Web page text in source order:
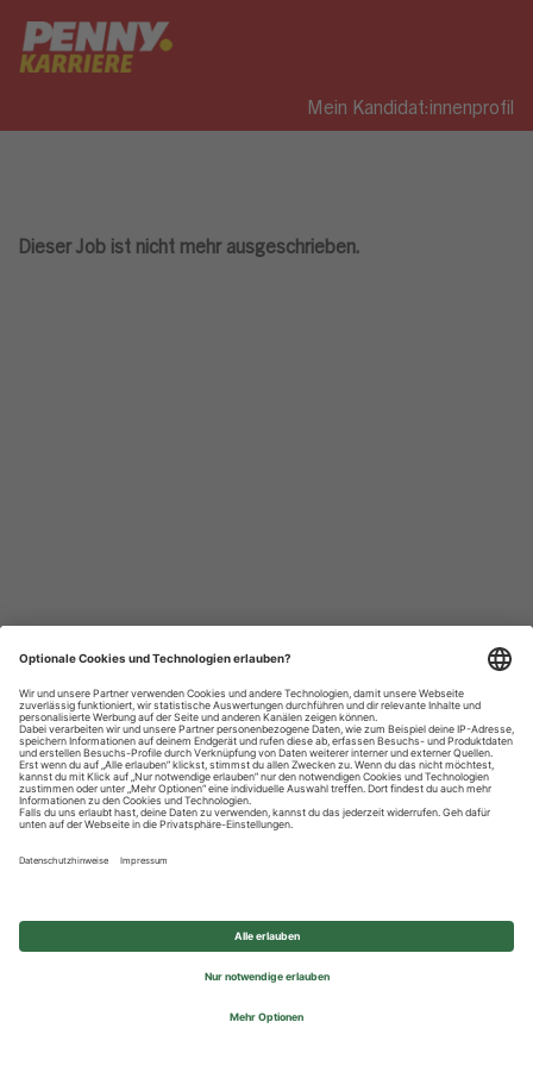
Mein Kandidat:innenprofil
Dieser Job ist nicht mehr ausgeschrieben.
Datenschutzhinweise
Impressum
Privatsphäre-Einstellungen
© 2026 REWE Group - All rights reserved